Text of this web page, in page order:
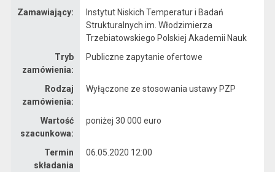
Zamawiający:
Instytut Niskich Temperatur i Badań
Strukturalnych im. Włodzimierza
Trzebiatowskiego Polskiej Akademii Nauk
Tryb
zamówienia:
Publiczne zapytanie ofertowe
Rodzaj
zamówienia:
Wyłączone ze stosowania ustawy PZP
Wartość
szacunkowa:
poniżej 30 000 euro
Termin
składania
06.05.2020 12:00